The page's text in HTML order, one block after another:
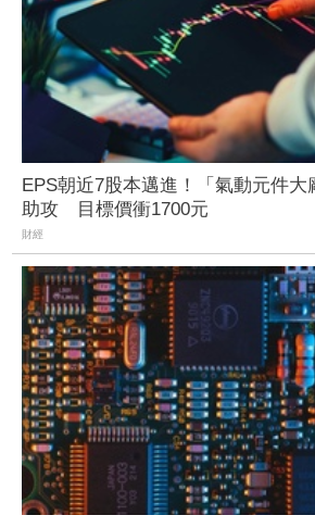
EPS朝近7股本邁進！「氣動元件大
助攻 目標價衝1700元
財經